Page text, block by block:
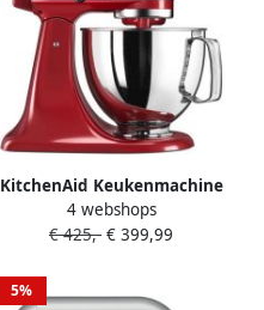
KitchenAid Keukenmachine
Artisan Keukenrobot met 3
accessoires en kom van 4 8
4 webshops
€ 425,- € 399,99
5%